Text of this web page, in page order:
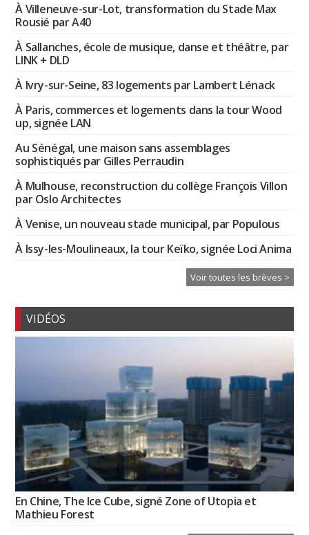
À Villeneuve-sur-Lot, transformation du Stade Max
Rousié par A40
À Sallanches, école de musique, danse et théâtre, par
LINK + DLD
À Ivry-sur-Seine, 83 logements par Lambert Lénack
À Paris, commerces et logements dans la tour Wood
up, signée LAN
Au Sénégal, une maison sans assemblages
sophistiqués par Gilles Perraudin
À Mulhouse, reconstruction du collège François Villon
par Oslo Architectes
À Venise, un nouveau stade municipal, par Populous
À Issy-les-Moulineaux, la tour Keïko, signée Loci Anima
Voir toutes les brèves >
VIDÉOS
En Chine, The Ice Cube, signé Zone of Utopia et
Mathieu Forest